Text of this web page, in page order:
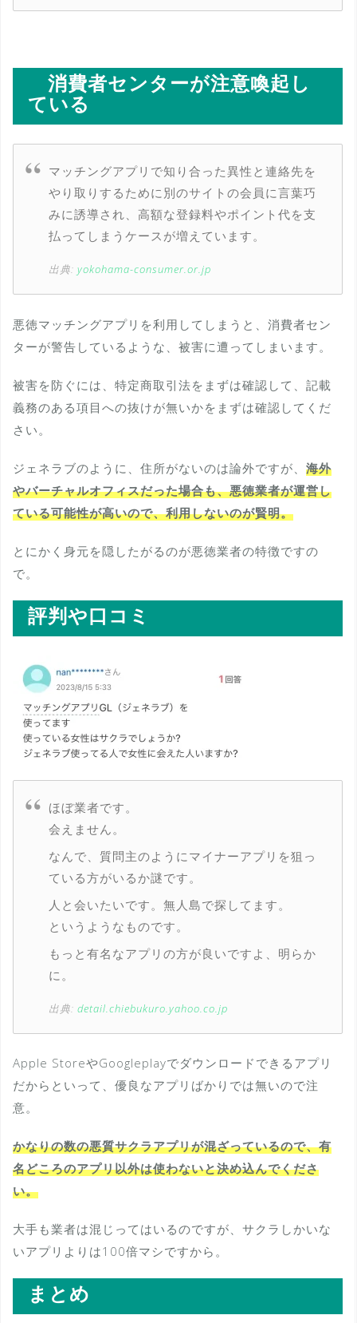
消費者センターが注意喚起し
ている
マッチングアプリで知り合った異性と連絡先を
やり取りするために別のサイトの会員に言葉巧
みに誘導され、高額な登録料やポイント代を支
払ってしまうケースが増えています。
出典: yokohama-consumer.or.jp
悪徳マッチングアプリを利用してしまうと、消費者セン
ターが警告しているような、被害に遭ってしまいます。
被害を防ぐには、特定商取引法をまずは確認して、記載
義務のある項目への抜けが無いかをまずは確認してくだ
さい。
ジェネラブのように、住所がないのは論外ですが、 海外
やバーチャルオフィスだった場合も、悪徳業者が運営し
ている可能性が高いので、利用しないのが賢明。
とにかく身元を隠したがるのが悪徳業者の特徴ですの
で。
評判や口コミ
ほぼ業者です。
会えません。
なんで、質問主のようにマイナーアプリを狙っ
ている方がいるか謎です。
人と会いたいです。無人島で探してます。
というようなものです。
もっと有名なアプリの方が良いですよ、明らか
に。
出典: detail.chiebukuro.yahoo.co.jp
Apple StoreやGoogleplayでダウンロードできるアプリ
だからといって、優良なアプリばかりでは無いので注
意。
かなりの数の悪質サクラアプリが混ざっているので、有
名どころのアプリ以外は使わないと決め込んでくださ
い。
大手も業者は混じってはいるのですが、サクラしかいな
いアプリよりは100倍マシですから。
まとめ